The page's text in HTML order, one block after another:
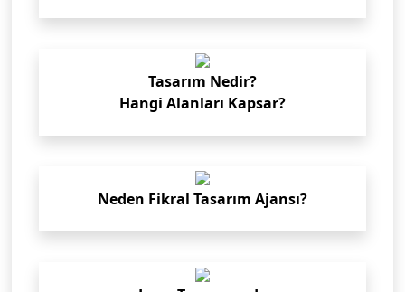
Tasarım Nedir?
Hangi Alanları Kapsar?
Neden Fikral Tasarım Ajansı?